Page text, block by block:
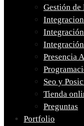
Gestión de
Presencia
Seo y
Tienda
Preguntas
Portfolio